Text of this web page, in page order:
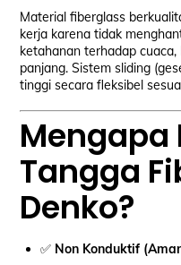
Material fiberglass
kerja karena tidak
ketahanan terhadap
panjang. Sistem sliding
tinggi secara fleksibel
Mengapa
Tangga
Denko?
✅ Non Konduktif